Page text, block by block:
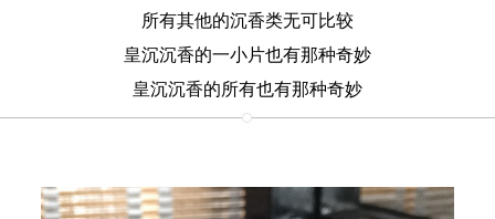
所有其他的沉香类无可比较
皇沉沉香的一小片也有那种奇妙
皇沉沉香的所有也有那种奇妙